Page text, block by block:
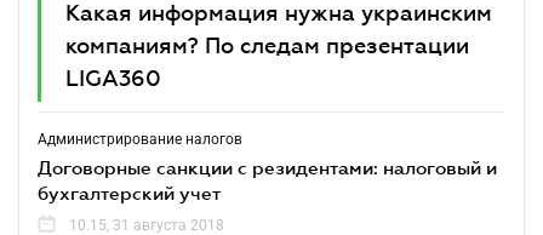
Какая информация нужна украинским
компаниям? По следам презентации
LIGA360
Администрирование налогов
Договорные санкции с резидентами: налоговый и
бухгалтерский учет
10.15, 31 августа 2018